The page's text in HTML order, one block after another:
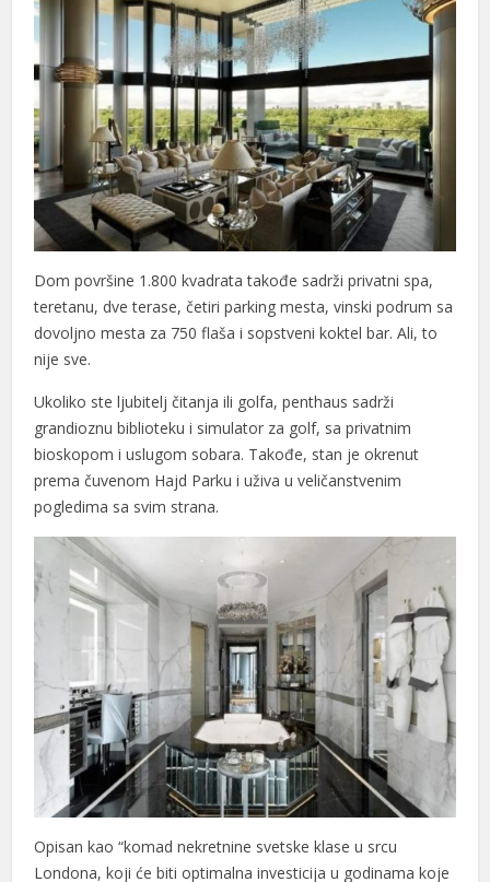
Dom površine 1.800 kvadrata takođe sadrži privatni spa,
teretanu, dve terase, četiri parking mesta, vinski podrum sa
dovoljno mesta za 750 flaša i sopstveni koktel bar. Ali, to
nije sve.
Ukoliko ste ljubitelj čitanja ili golfa, penthaus sadrži
grandioznu biblioteku i simulator za golf, sa privatnim
bioskopom i uslugom sobara. Takođe, stan je okrenut
prema čuvenom Hajd Parku i uživa u veličanstvenim
pogledima sa svim strana.
Opisan kao “komad nekretnine svetske klase u srcu
Londona, koji će biti optimalna investicija u godinama koje